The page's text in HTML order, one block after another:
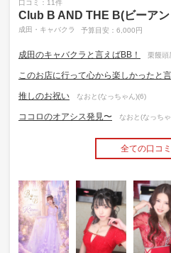
口コミ：11件
Club B AND THE B(ビーア
成田・キャバクラ 予算目安：6,000円
成田のキャバクラと言えばBB！ 栗饅頭
このお店に行って心から楽しかったと
推しのお祝い なおと(なっちゃん)(6)
ココロのオアシス発見〜 なおと(なっち
全ての口コ